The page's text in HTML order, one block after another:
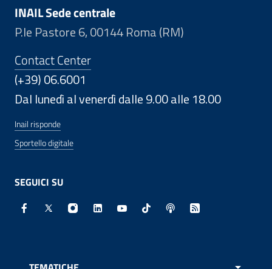
INAIL Sede centrale
P.le Pastore 6, 00144 Roma (RM)
Contact Center
(+39) 06.6001
Dal lunedì al venerdì dalle 9.00 alle 18.00
Inail risponde
Sportello digitale
SEGUICI SU
Facebook - Sito esterno - Apertura in nuova finestra
X - Sito esterno - Apertura in nuova finestra
Instagram - Sito esterno - Apertura in
Linkedin - Sito esterno - Apertura in
Youtube - Sito esterno -
TikTok - Sito esterno -
Spreaker - Sito
Feed RSS -